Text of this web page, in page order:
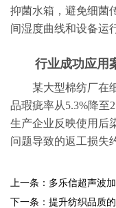
抑菌水箱，避免细菌
间湿度曲线和设备运
行业成功应用
某大型棉纺厂在
品瑕疵率从5.3%降至
生产企业反映使用后
问题导致的返工损失
上一条：多乐信超声波
下一条：提升纺织品质